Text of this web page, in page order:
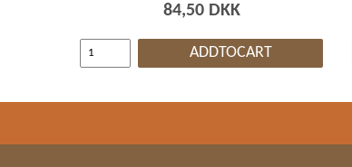
84,50 DKK
ADDTOCART